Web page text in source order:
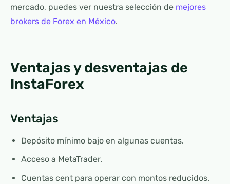
mercado, puedes ver nuestra selección de mejores
brokers de Forex en México.
Ventajas y desventajas de
InstaForex
Ventajas
Depósito mínimo bajo en algunas cuentas.
Acceso a MetaTrader.
Cuentas cent para operar con montos reducidos.